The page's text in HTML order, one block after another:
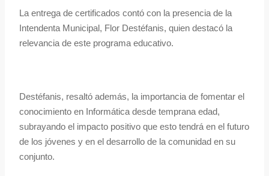
La entrega de certificados contó con la presencia de la
Intendenta Municipal, Flor Destéfanis, quien destacó la
relevancia de este programa educativo.
Destéfanis, resaltó además, la importancia de fomentar el
conocimiento en Informática desde temprana edad,
subrayando el impacto positivo que esto tendrá en el futuro
de los jóvenes y en el desarrollo de la comunidad en su
conjunto.